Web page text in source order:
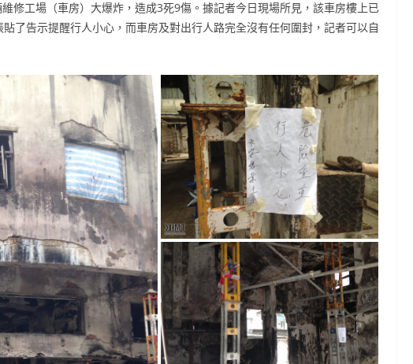
修工場（車房）大爆炸，造成3死9傷。據記者今日現場所見，該車房樓上已
了告示提醒行人小心，而車房及對出行人路完全沒有任何圍封，記者可以自